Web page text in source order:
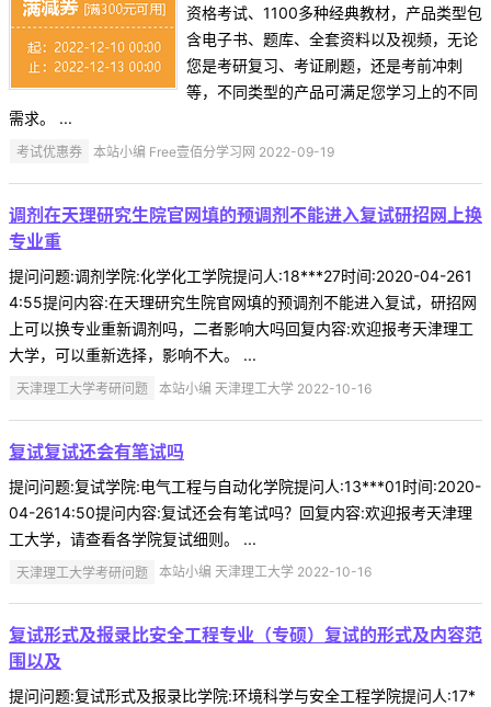
资格考试、1100多种经典教材，产品类型包
含电子书、题库、全套资料以及视频，无论
您是考研复习、考证刷题，还是考前冲刺
等，不同类型的产品可满足您学习上的不同
需求。 ...
考试优惠券 本站小编 Free壹佰分学习网 2022-09-19
调剂在天理研究生院官网填的预调剂不能进入复试研招网上换
专业重
提问问题:调剂学院:化学化工学院提问人:18***27时间:2020-04-261
4:55提问内容:在天理研究生院官网填的预调剂不能进入复试，研招网
上可以换专业重新调剂吗，二者影响大吗回复内容:欢迎报考天津理工
大学，可以重新选择，影响不大。 ...
天津理工大学考研问题 本站小编 天津理工大学 2022-10-16
复试复试还会有笔试吗
提问问题:复试学院:电气工程与自动化学院提问人:13***01时间:2020-
04-2614:50提问内容:复试还会有笔试吗？回复内容:欢迎报考天津理
工大学，请查看各学院复试细则。 ...
天津理工大学考研问题 本站小编 天津理工大学 2022-10-16
复试形式及报录比安全工程专业（专硕）复试的形式及内容范
围以及
提问问题:复试形式及报录比学院:环境科学与安全工程学院提问人:17*